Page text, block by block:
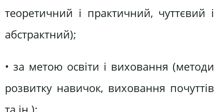
теоретичний і практичний, чуттєвий і
абстрактний);
• за метою освіти і виховання (методи
розвитку навичок, виховання почуттів